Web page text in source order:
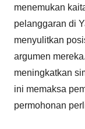
menemukan
pelanggaran di
menyulitkan
argumen
meningkatkan
ini memaksa
permohonan